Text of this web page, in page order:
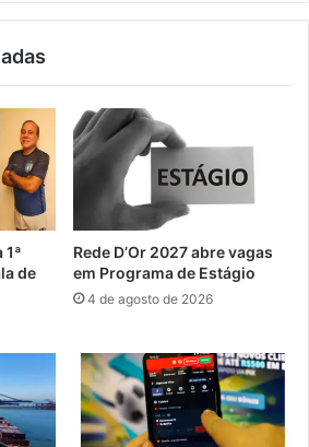
de
Rede D’Or 2027 abre vagas
em Programa de Estágio
4 de agosto de 2026